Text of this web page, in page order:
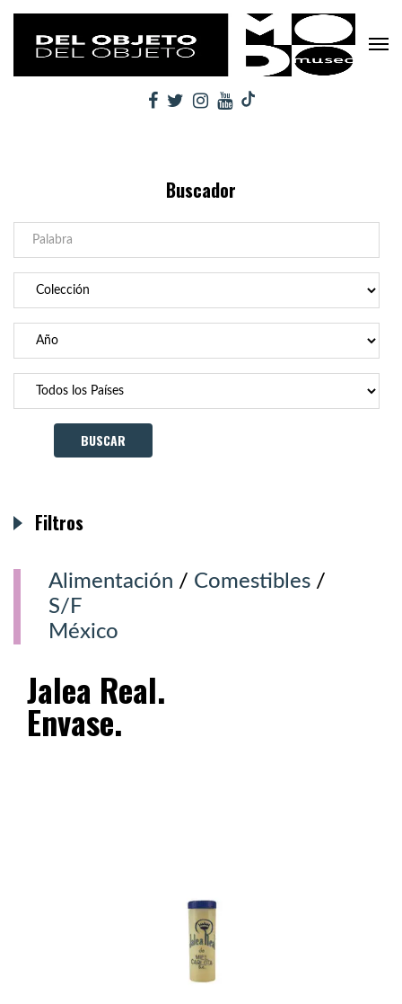
Buscador
Alimentación / Comestibles /
S/F
México
Jalea Real.
Envase.
Filtros